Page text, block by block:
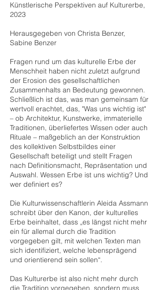
Künstlerische Perspektiven auf Kulturerbe,
2023
Herausgegeben von Christa Benzer,
Sabine Benzer
Fragen rund um das kulturelle Erbe der
Menschheit haben nicht zuletzt aufgrund
der Erosion des gesellschaftlichen
Zusammenhalts an Bedeutung gewonnen.
Schließlich ist das, was man gemeinsam für
wertvoll erachtet, das, "Was uns wichtig ist"
– ob Architektur, Kunstwerke, immaterielle
Traditionen, überliefertes Wissen oder auch
Rituale – maßgeblich an der Konstruktion
des kollektiven Selbstbildes einer
Gesellschaft beteiligt und stellt Fragen
nach Definitionsmacht, Repräsentation und
Auswahl. Wessen Erbe ist uns wichtig? Und
wer definiert es?
Die Kulturwissenschaftlerin Aleida Assmann
schreibt über den Kanon, der kulturelles
Erbe beinhaltet, dass „es längst nicht mehr
ein für allemal durch die Tradition
vorgegeben gilt, mit welchen Texten man
sich identifiziert, welche lebensprägend
und orientierend sein sollen“.
Das Kulturerbe ist also nicht mehr durch
die Tradition vorgegeben, sondern muss